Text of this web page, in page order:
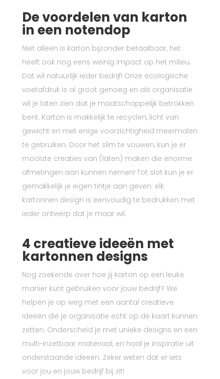
De voordelen van karton
in een notendop
Niet alleen is karton bijzonder betaalbaar, het
heeft ook nog eens weinig impact op het milieu.
Dat wil natuurlijk ieder bedrijf! Onze ecologische
voetafdruk is al groot genoeg en als organisatie
wil je laten zien dat je maatschappelijk betrokken
bent. Karton is makkelijk te recyclen, licht van
gewicht en met enige voorzichtigheid meermalen
te gebruiken. Door het slim te vouwen, kun je er
mooiste creaties van (laten) maken die enorme
afmetingen aan kunnen nemen! Tot slot kun je er
gemakkelijk je eigen tintje aan geven: elk
kartonnen design is eenvoudig te bedrukken met
ieder ontwerp dat je maar wil.
4 creatieve ideeën met
kartonnen designs
Nog zoekende over hoe jij karton op een leuke
manier kunt gebruiken voor jouw bedrijf? We
helpen je op weg met een aantal creatieve
ideeën die je organisatie echt op de kaart kunnen
zetten. Onderscheid je met unieke designs en een
multi-inzetbaar materiaal, en haal je inspiratie uit
onderstaande ideeën. Zeker weten dat er iets
voor jou en jouw bedrijf bij zit!